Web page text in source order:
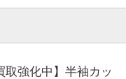
取強化中】半袖カッ